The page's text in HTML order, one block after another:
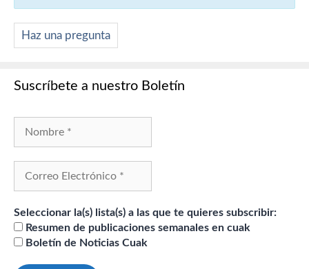
Haz una pregunta
Suscríbete a nuestro Boletín
Seleccionar la(s) lista(s) a las que te quieres subscribir:
Resumen de publicaciones semanales en cuak
Boletín de Noticias Cuak